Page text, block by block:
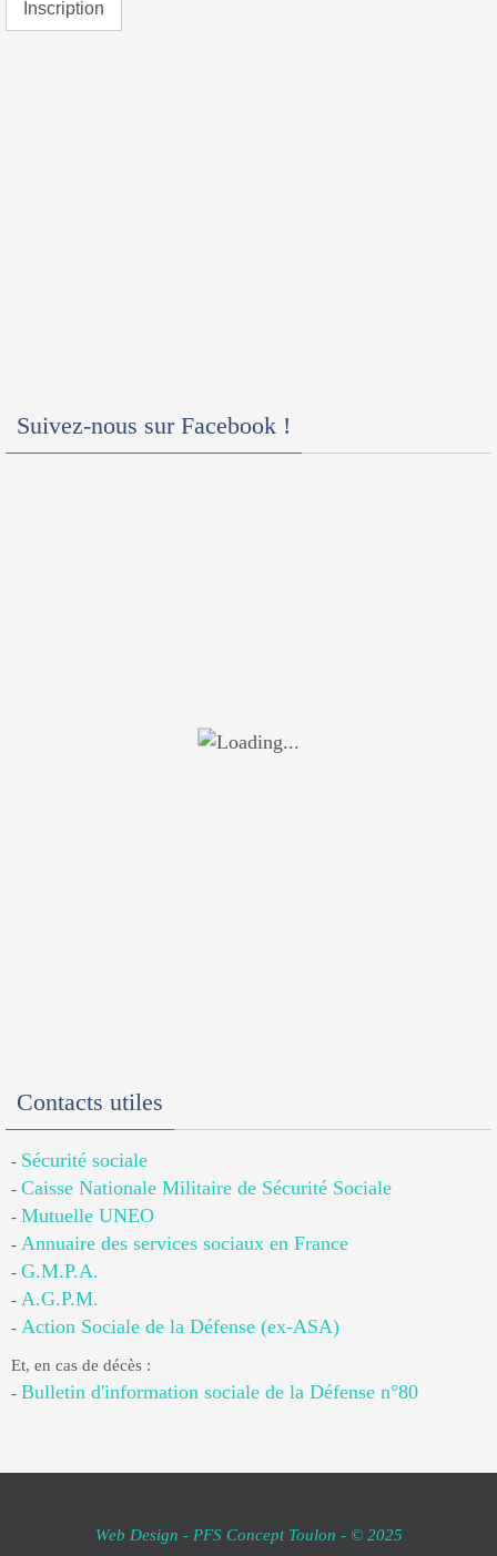
Suivez-nous sur Facebook !
Contacts utiles
- Sécurité sociale
- Caisse Nationale Militaire de Sécurité Sociale
- Mutuelle UNEO
- Annuaire des services sociaux en France
- G.M.P.A.
- A.G.P.M.
- Action Sociale de la Défense (ex-ASA)
Et, en cas de décès :
- Bulletin d'information sociale de la Défense n°80
Web Design - PFS Concept Toulon - © 2025